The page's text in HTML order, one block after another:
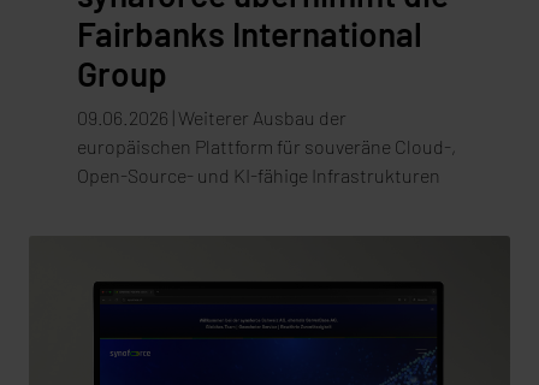
Fairbanks International
Group
09.06.2026 | Weiterer Ausbau der
europäischen Plattform für souveräne Cloud-,
Open-Source- und KI-fähige Infrastrukturen